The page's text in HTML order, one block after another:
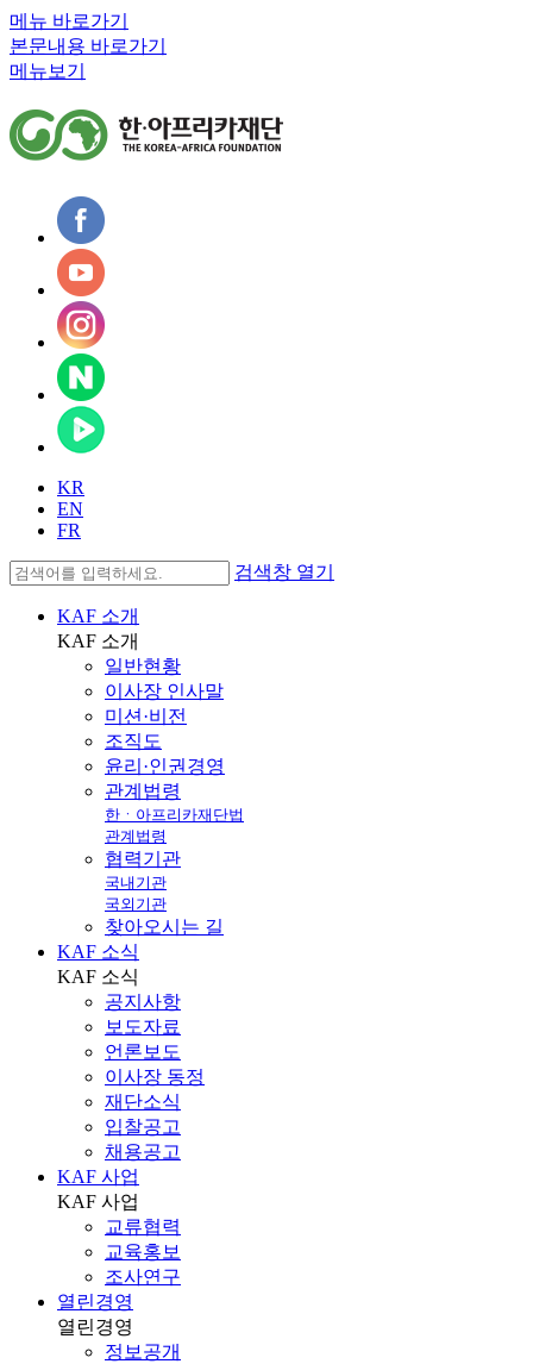
메뉴 바로가기
본문내용 바로가기
메뉴보기
KR
EN
FR
검색창 열기
KAF 소개
KAF 소개
일반현황
이사장 인사말
미션·비전
조직도
윤리·인권경영
관계법령
한ㆍ아프리카재단법
관계법령
협력기관
국내기관
국외기관
찾아오시는 길
KAF 소식
KAF 소식
공지사항
보도자료
언론보도
이사장 동정
재단소식
입찰공고
채용공고
KAF 사업
KAF 사업
교류협력
교육홍보
조사연구
열린경영
열린경영
정보공개